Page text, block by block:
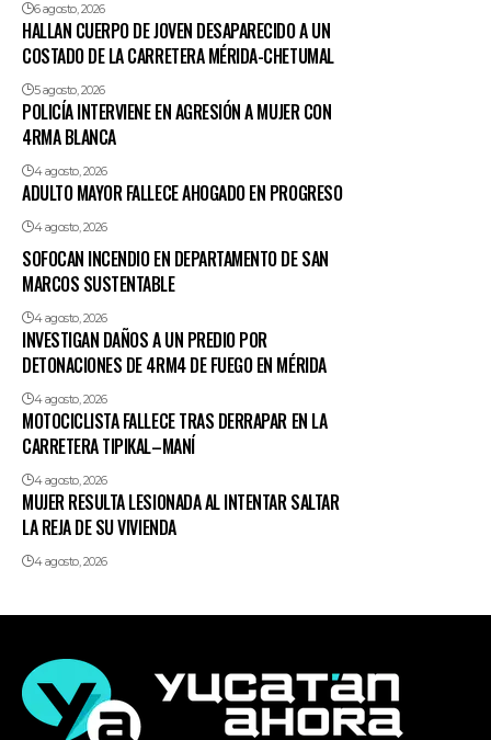
6 agosto, 2026
HALLAN CUERPO DE JOVEN DESAPARECIDO A UN
COSTADO DE LA CARRETERA MÉRIDA-CHETUMAL
5 agosto, 2026
POLICÍA INTERVIENE EN AGRESIÓN A MUJER CON
4RMA BLANCA
4 agosto, 2026
ADULTO MAYOR FALLECE AHOGADO EN PROGRESO
4 agosto, 2026
SOFOCAN INCENDIO EN DEPARTAMENTO DE SAN
MARCOS SUSTENTABLE
4 agosto, 2026
INVESTIGAN DAÑOS A UN PREDIO POR
DETONACIONES DE 4RM4 DE FUEGO EN MÉRIDA
4 agosto, 2026
MOTOCICLISTA FALLECE TRAS DERRAPAR EN LA
CARRETERA TIPIKAL–MANÍ
4 agosto, 2026
MUJER RESULTA LESIONADA AL INTENTAR SALTAR
LA REJA DE SU VIVIENDA
4 agosto, 2026